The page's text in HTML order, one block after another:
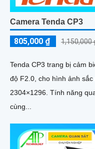
Camera Tenda CP3
805,000 ₫ 1,150,000
Tenda CP3 trang bị cảm
độ F2.0, cho hình ảnh
2304×1296. Tính năng quay ngang 355° và dọc -65° đến 90°,
cùng...